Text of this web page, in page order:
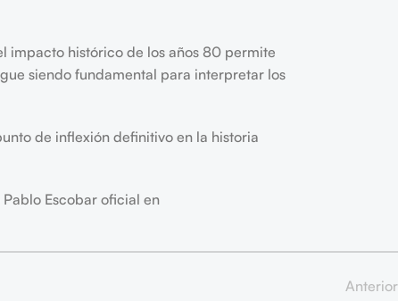
impacto histórico de los años 80 permite
siendo fundamental para interpretar los
de inflexión definitivo en la historia
Escobar oficial en
Anterior